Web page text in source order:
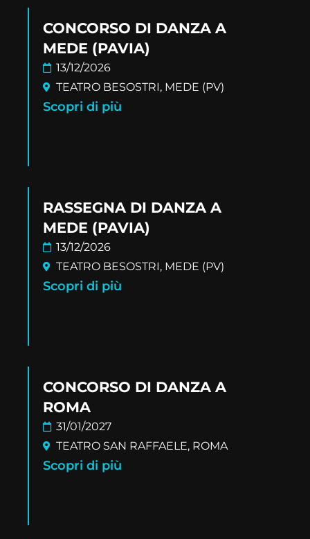
CONCORSO DI DANZA A
MEDE (PAVIA)
13/12/2026
TEATRO BESOSTRI, MEDE (PV)
Scopri di più
RASSEGNA DI DANZA A
MEDE (PAVIA)
13/12/2026
TEATRO BESOSTRI, MEDE (PV)
Scopri di più
CONCORSO DI DANZA A
ROMA
31/01/2027
TEATRO SAN RAFFAELE, ROMA
Scopri di più